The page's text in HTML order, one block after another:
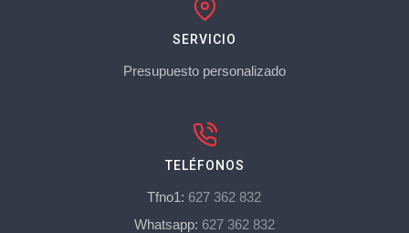
SERVICIO
Presupuesto personalizado
TELÉFONOS
Tfno1: 627 362 832
Whatsapp: 627 362 832